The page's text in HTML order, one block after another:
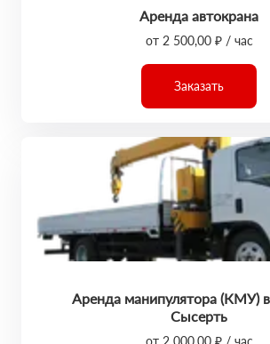
Аренда автокрана
от 2 500,00 ₽ / час
Заказать
Аренда манипулятора (КМУ)
Сысерть
от 2 000,00 ₽ / час